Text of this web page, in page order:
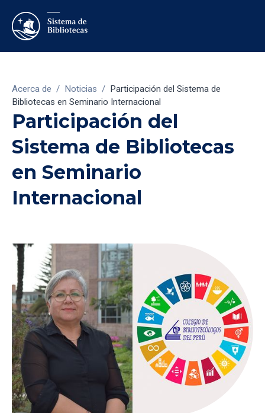
Acerca de / Noticias / Participación del Sistema de
Bibliotecas en Seminario Internacional
Participación del
Sistema de Bibliotecas
en Seminario
Internacional